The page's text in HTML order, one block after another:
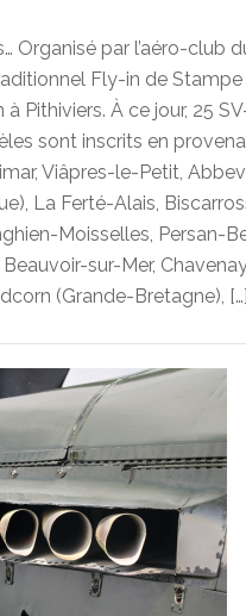
Organisé par l’aéro-club
Fly-in de Stampe
à Pithiviers. À ce jour, 25
sont inscrits en
Viâpres-le-Petit,
La Ferté-Alais,
Moisselles, Persan-
sur-Mer,
(Grande-Bretagne), […]